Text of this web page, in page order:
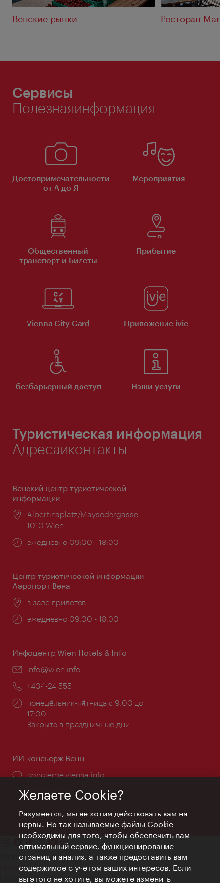
Венские рынки Ресторан
Сервисы
Полезнаяинформация
Достопримечательности
от А до Я
Мероприятия
Общественный
транспорт и Билеты
Прибытие
Vienna City Card Приложение ivie
безбарьерный доступ Наши услуги
Туристическая информация
Адресаиконтакты
Венский центр туристической
информации
Расположение:
Albertinaplatz/Maysedergasse
1010 Wien
Часы
ежедневно 09:00 - 18:00
Центр туристической информации
Аэропорт Вена
Расположение:
в зале прилетов
Часы
ежедневно 09:00 - 18:00
Инфоцентр Wien Hotels & Info
Эл.
info@wien.info
Телефон:
+43-1-24 555
Часы
работы:
понеде́льник-пя́тница с 9:00 до
17:00
Закрыто в праздничные дни
ИИ-консьерж Вены
concierge.vienna.info
Информация круглосуточно
Контакт
Credits
Положение о конфиденциальности
Желаете Cookie?
Разумеется, мы не хотим действовать вам на
нервы. Но так называемые файлы Cookie
необходимы для того, чтобы обеспечить вам
оптимальный сервис, функционирование
страниц и анализ, а также предоставить вам
содержимое с учетом ваших интересов. Если
вы этого не хотите, вы можете изменить